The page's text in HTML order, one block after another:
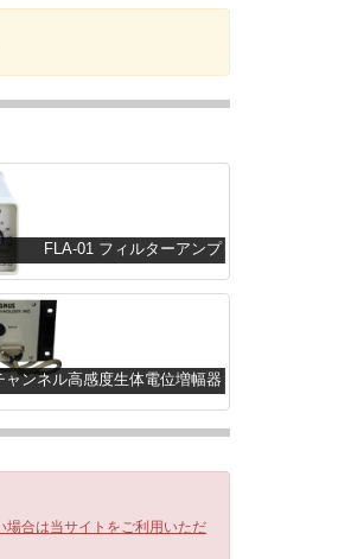
FLA-01 フィルターアンプ
ャンネル高感度生体電位増幅器
場合は当サイトをご利用いただ